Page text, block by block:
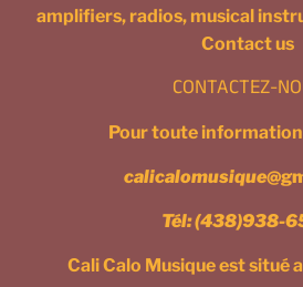
amplifiers, radios, musical
Contact us
CONTACTEZ-
Pour toute
calicalomusique
Tél:(438)938-
Cali Calo Musique est situé